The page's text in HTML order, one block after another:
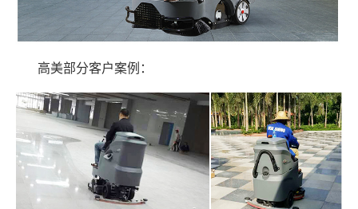
高美部分客户案例：